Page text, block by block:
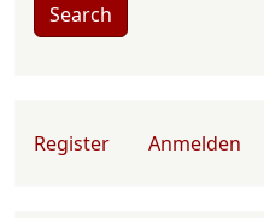
Search
User account menu
Register Anmelden